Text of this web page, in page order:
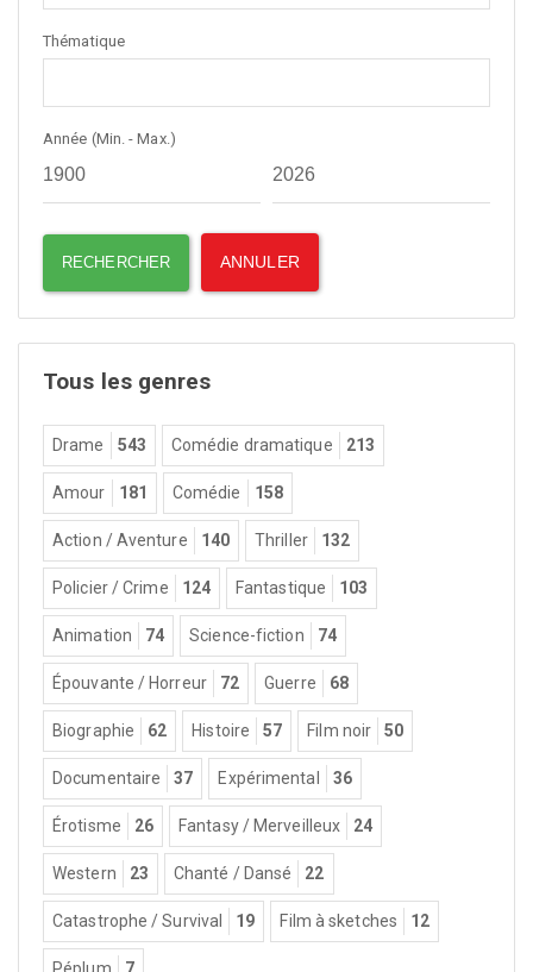
Thématique
Année (Min. - Max.)
Tous les genres
Drame 543 Comédie dramatique 213
Amour 181 Comédie 158
Action / Aventure 140 Thriller 132
Policier / Crime 124 Fantastique 103
Animation 74 Science-fiction 74
Épouvante / Horreur 72 Guerre 68
Biographie 62 Histoire 57 Film noir 50
Documentaire 37 Expérimental 36
Érotisme 26 Fantasy / Merveilleux 24
Western 23 Chanté / Dansé 22
Catastrophe / Survival 19 Film à sketches 12